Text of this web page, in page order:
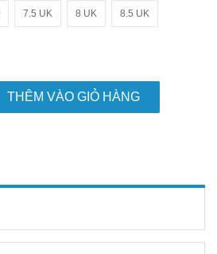
7.5 UK 8 UK 8.5 UK
THÊM VÀO GIỎ HÀNG